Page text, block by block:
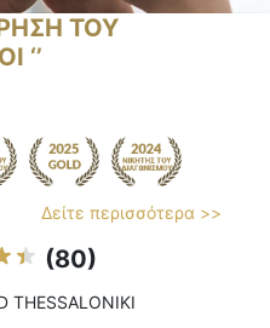
ΤΟΥ
‘’
Δείτε περισσότερα >>
(80)
THESSALONIKI